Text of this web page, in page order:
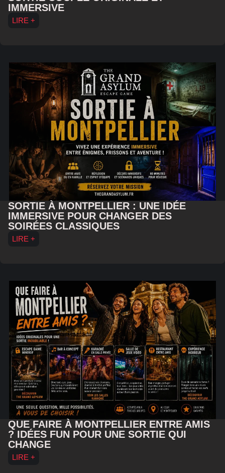
IMMERSIVE
LIRE +
SORTIE À MONTPELLIER : UNE IDÉE
IMMERSIVE POUR CHANGER DES
SOIRÉES CLASSIQUES
LIRE +
QUE FAIRE À MONTPELLIER ENTRE AMIS
? IDÉES FUN POUR UNE SORTIE QUI
CHANGE
LIRE +